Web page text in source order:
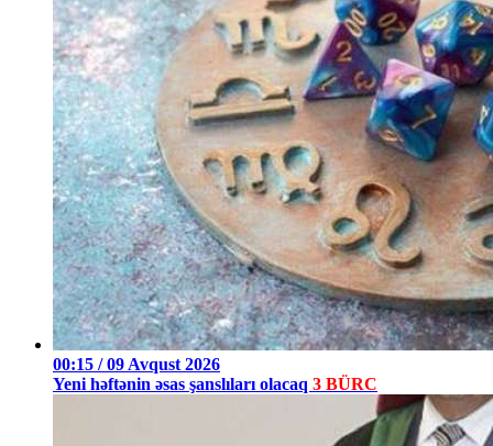
00:15 / 09 Avqust 2026
Yeni həftənin əsas şanslıları olacaq 3 BÜRC